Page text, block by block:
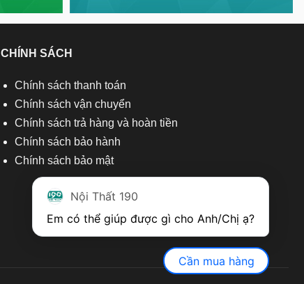
CHÍNH SÁCH
Chính sách thanh toán
Chính sách vận chuyển
Chính sách trả hàng và hoàn tiền
Chính sách bảo hành
Chính sách bảo mật
Nội Thất 190
Cần mua hàng